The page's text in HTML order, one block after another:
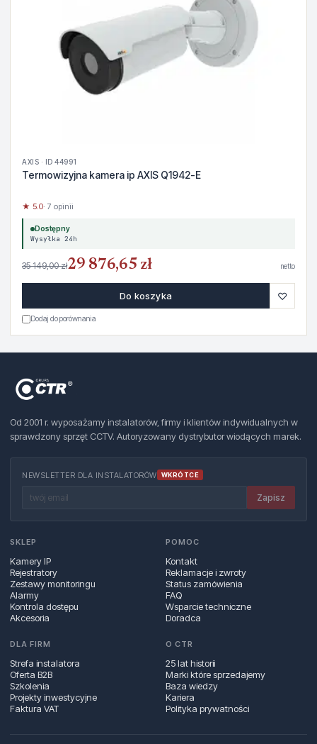
AXIS · ID 44991
Termowizyjna kamera ip AXIS Q1942-E
★ 5.0· 7 opinii
Dostępny
Wysyłka 24h
35 149,00 zł29 876,65 zł netto
Do koszyka ♡
Dodaj do porównania
Od 2001 r. wyposażamy instalatorów, firmy i klientów indywidualnych w
sprawdzony sprzęt CCTV. Autoryzowany dystrybutor wiodących marek.
NEWSLETTER DLA INSTALATORÓW WKRÓTCE
Zapisz
SKLEP
Kamery IP
Rejestratory
Zestawy monitoringu
Alarmy
Kontrola dostępu
Akcesoria
POMOC
Kontakt
Reklamacje i zwroty
Status zamówienia
FAQ
Wsparcie techniczne
Doradca
DLA FIRM
Strefa instalatora
Oferta B2B
Szkolenia
Projekty inwestycyjne
Faktura VAT
O CTR
25 lat historii
Marki które sprzedajemy
Baza wiedzy
Kariera
Polityka prywatności